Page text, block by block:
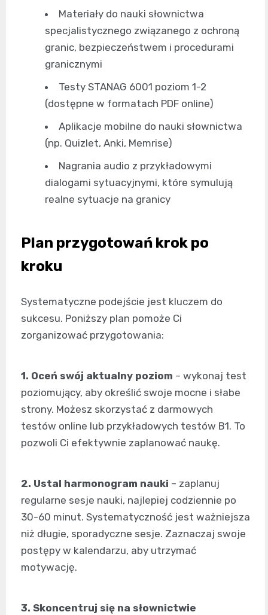
Materiały do nauki słownictwa
specjalistycznego związanego z ochroną
granic, bezpieczeństwem i procedurami
granicznymi
Testy STANAG 6001 poziom 1-2
(dostępne w formatach PDF online)
Aplikacje mobilne do nauki słownictwa
(np. Quizlet, Anki, Memrise)
Nagrania audio z przykładowymi
dialogami sytuacyjnymi, które symulują
realne sytuacje na granicy
Plan przygotowań krok po
kroku
Systematyczne podejście jest kluczem do
sukcesu. Poniższy plan pomoże Ci
zorganizować przygotowania:
1. Oceń swój aktualny poziom – wykonaj test
poziomujący, aby określić swoje mocne i słabe
strony. Możesz skorzystać z darmowych
testów online lub przykładowych testów B1. To
pozwoli Ci efektywnie zaplanować naukę.
2. Ustal harmonogram nauki – zaplanuj
regularne sesje nauki, najlepiej codziennie po
30-60 minut. Systematyczność jest ważniejsza
niż długie, sporadyczne sesje. Zaznaczaj swoje
postępy w kalendarzu, aby utrzymać
motywację.
3. Skoncentruj się na słownictwie